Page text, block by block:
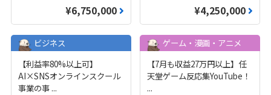
¥6,750,000 ¥4,250,000
ビジネス
【利益率80%以上可】
AI×SNSオンラインスクール
事業の事 ...
ゲーム・漫画・アニメ
【7月も収益27万円以上】任
天堂ゲーム反応集YouTube！
...